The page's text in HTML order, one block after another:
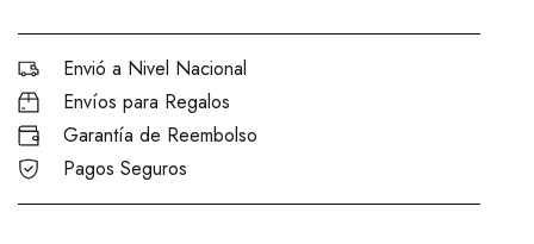
Envió a Nivel Nacional
Envíos para Regalos
Garantía de Reembolso
Pagos Seguros